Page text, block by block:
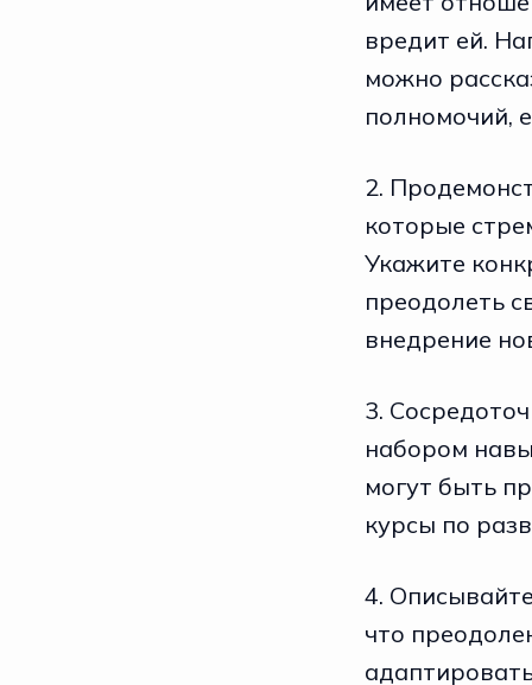
вредит ей.
можно
полномочий,
2.
которые
Укажите
преодолеть
внедрение
3.
набором
могут быть
курсы по
4.
что